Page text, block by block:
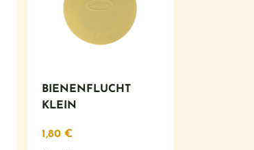
BIENENFLUCHT
KLEIN
1,80€